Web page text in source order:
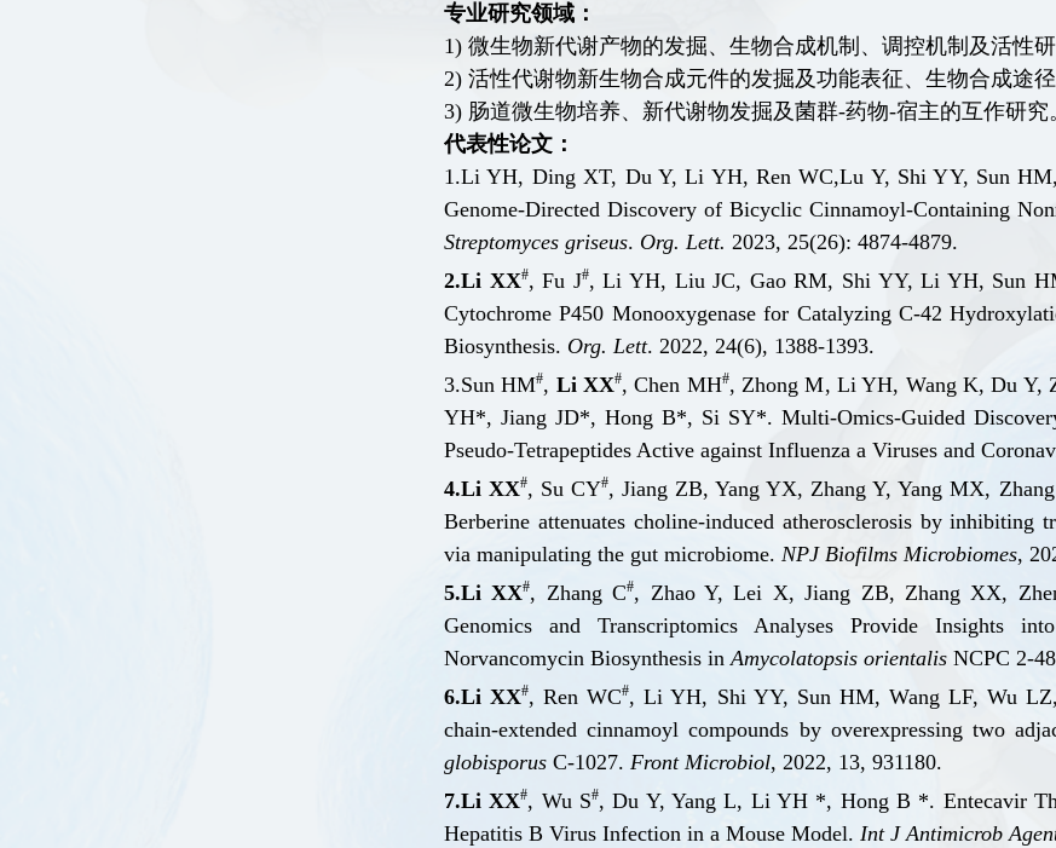
专业研究领域 ：
1) 微生物新代谢产物的发掘、生物合成机制、调控机制及活性研
2) 活性代谢物新生物合成元件的发掘及功能表征、生物合成途
3) 肠道微生物培养、新代谢物发掘及菌群-药物-宿主的互作研究
代表性论文 ：
1.Li YH, Ding XT, Du Y, Li YH, Ren WC,Lu Y, Shi YY, SunHM,
Genome-Directed Discovery of Bicyclic Cinnamoyl-Containing
Streptomyces griseus. Org. Lett. 2023, 25(26): 4874-4879.
2.Li XX#, Fu J#, Li YH, Liu JC, Gao RM, Shi YY, Li YH, Sun H
Cytochrome P450 Monooxygenase for Catalyzing C-42
Biosynthesis. Org. Lett. 2022, 24(6), 1388-1393.
3.Sun HM#, Li XX#, Chen MH#, Zhong M, Li YH, Wang K, Du Y,
YH*, Jiang JD*, Hong B*, Si SY*. Multi-Omics-Guided
Pseudo-Tetrapeptides Active against Influenza a Viruses and
4.Li XX#, Su CY#,Jiang ZB, Yang YX, Zhang Y, Yang MX,
Berberine attenuates choline-induced atherosclerosis by inhibiting
via manipulating the gut microbiome. NPJ Biofilms Microbiomes,
5.Li XX#, Zhang C#, Zhao Y, Lei X, Jiang ZB, Zhang XX,
Genomics and Transcriptomics Analyses Provide Insights
Norvancomycin Biosynthesis inAmycolatopsis orientalis NCPC 2-
6.Li XX#, Ren WC#, Li YH, Shi YY, Sun HM, Wang LF, Wu LZ
chain-extended cinnamoyl compounds by overexpressing two
globisporus C-1027. Front Microbiol, 2022, 13, 931180.
7.Li XX#, Wu S#, Du Y, Yang L, Li YH *, Hong B *. Entecavir
Hepatitis B Virus Infection in a Mouse Model. IntJ Antimicrob